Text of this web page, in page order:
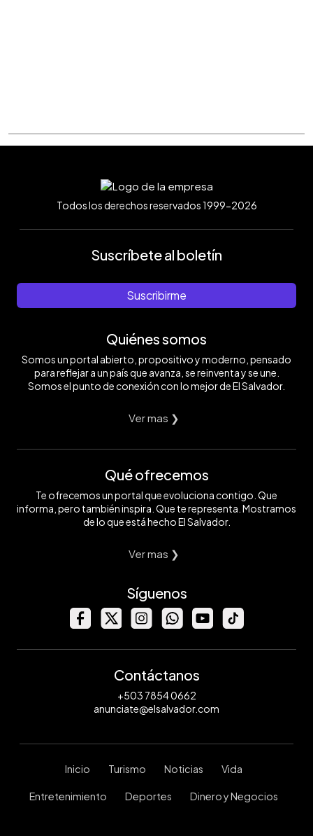
Todos los derechos reservados 1999-2026
Suscríbete al boletín
Suscribirme
Quiénes somos
Somos un portal abierto, propositivo y moderno, pensado
para reflejar a un país que avanza, se reinventa y se une.
Somos el punto de conexión con lo mejor de El Salvador.
Ver mas ❯
Qué ofrecemos
Te ofrecemos un portal que evoluciona contigo. Que
informa, pero también inspira. Que te representa. Mostramos
de lo que está hecho El Salvador.
Ver mas ❯
Síguenos
Contáctanos
+503 7854 0662
anunciate@elsalvador.com
Inicio Turismo Noticias Vida
Entretenimiento Deportes Dinero y Negocios